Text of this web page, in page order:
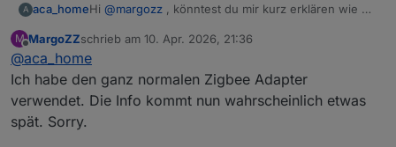
A aca_homeHi @margozz , könntest du mir kurz erklären wie du
noch nicht hin. Welchen Adapter hast du da
installiert? Bei dem Zigbee2MQTT Adapter kann ich
kein Port einstellen.
M
Offline
MargoZZschrieb am 10. Apr. 2026, 21:36
zuletzt editiert von
@aca_home
Ich habe den ganz normalen Zigbee Adapter
verwendet. Die Info kommt nun wahrscheinlich etwas
spät. Sorry.